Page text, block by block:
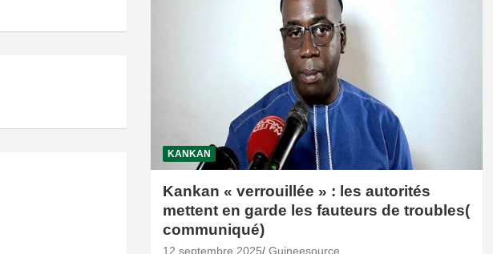
KANKAN
Kankan « verrouillée » : les autorités
mettent en garde les fauteurs de troubles(
communiqué)
12 septembre 2025 Guineesource